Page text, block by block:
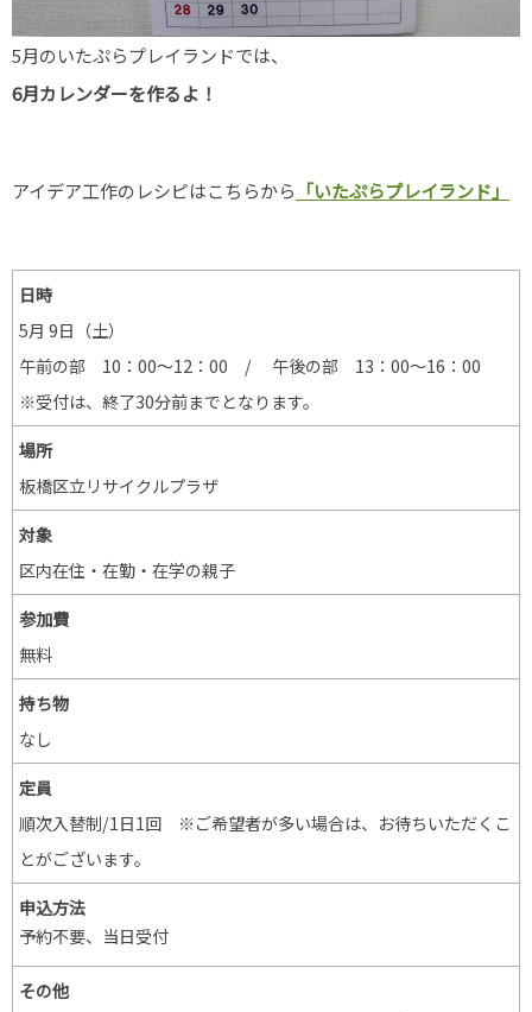
5月のいたぷらプレイランドでは、
6月カレンダーを作るよ！
アイデア工作のレシピはこちらから 「いたぷらプレイランド」
日時
5月 9日（土）
午前の部 10：00～12：00 / 午後の部 13：00～16：00
※受付は、終了30分前までとなります。
場所
板橋区立リサイクルプラザ
対象
区内在住・在勤・在学の親子
参加費
無料
持ち物
なし
定員
順次入替制/1日1回 ※ご希望者が多い場合は、お待ちいただくこ
とがございます。
申込方法
予約不要、当日受付
その他